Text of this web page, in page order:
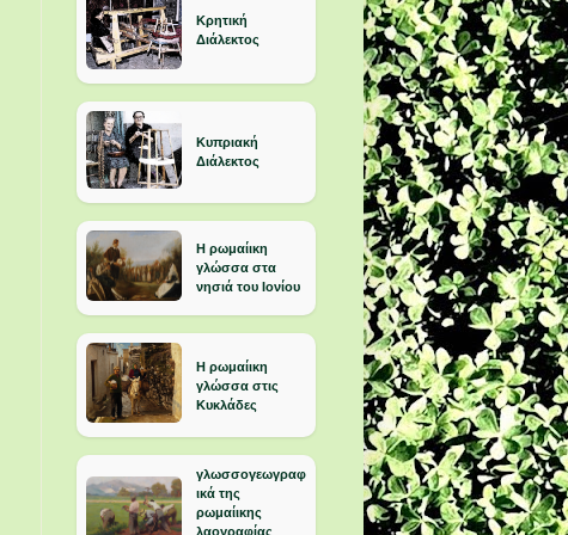
Κρητική
Διάλεκτος
Κυπριακή
Διάλεκτος
Η ρωμαίικη
γλώσσα στα
νησιά του Ιονίου
Η ρωμαίικη
γλώσσα στις
Κυκλάδες
γλωσσογεωγραφ
ικά της
ρωμαίικης
λαογραφίας